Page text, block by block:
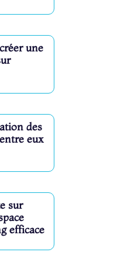
une
des
eux
sur
efficace